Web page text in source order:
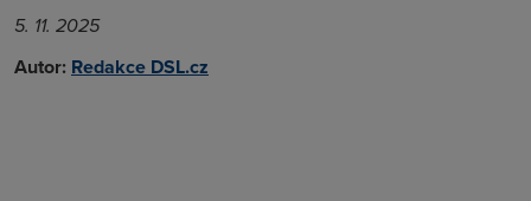
5. 11. 2025
Autor: Redakce DSL.cz